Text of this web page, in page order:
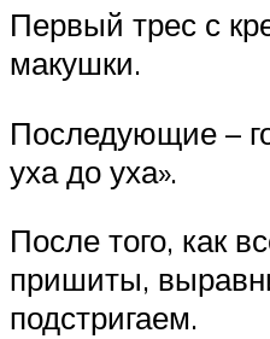
Первый трес с
макушки.
Последующие –
уха до уха».
После того, как
пришиты,
подстригаем.